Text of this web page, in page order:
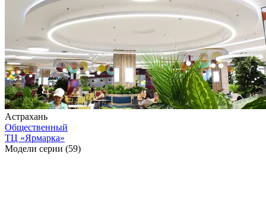
Астрахань
Общественный
ТЦ «Ярмарка»
Модели серии (59)